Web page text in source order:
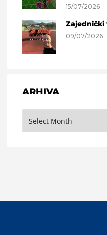
15/07/2026
Zajednički
09/07/2026
ARHIVA